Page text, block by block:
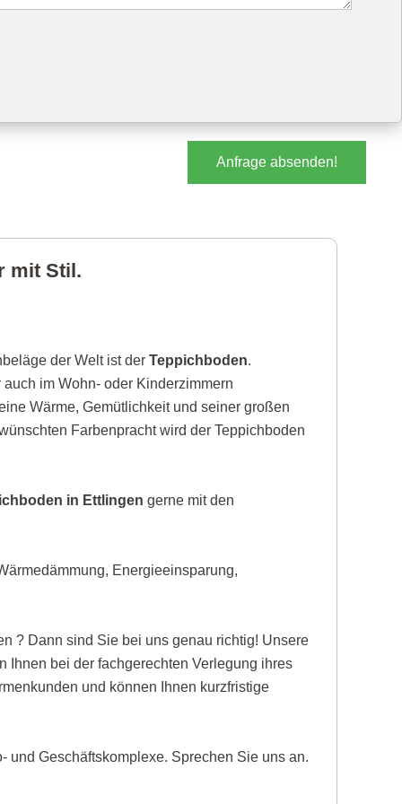
Anfrage absenden!
mit Stil.
der Welt ist derTeppichboden.
im Wohn- oder Kinderzimmern
Wärme, Gemütlichkeit und seiner großen
Farbenpracht wird der Teppichboden
in Ettlingen gerne mit den
Energieeinsparung,
? Dann sind Sie bei uns genau richtig! Unsere
Ihnen bei der fachgerechten Verlegung ihres
und können Ihnen kurzfristige
und Geschäftskomplexe. Sprechen Sie uns an.